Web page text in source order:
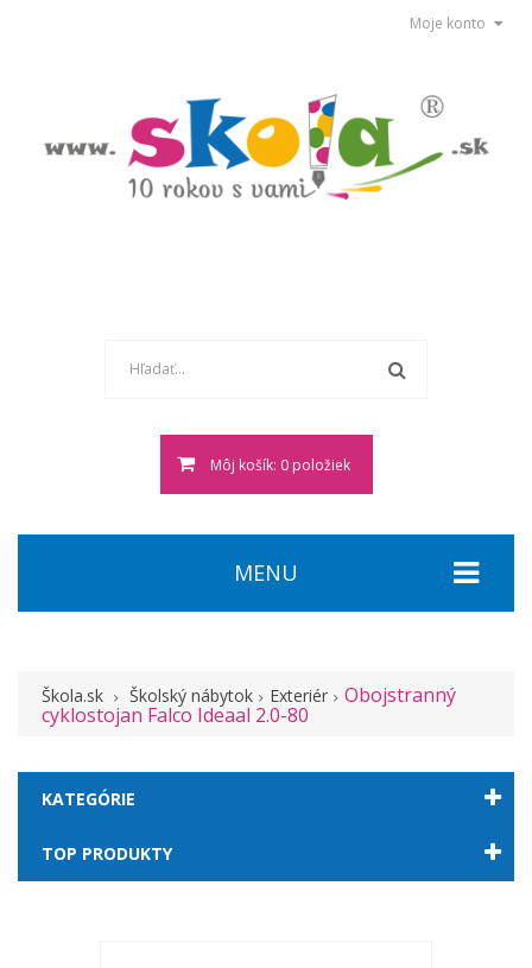
Moje konto
Môj košík: 0 položiek
MENU
Škola.sk Školský nábytok Exteriér Obojstranný
cyklostojan Falco Ideaal 2.0-80
KATEGÓRIE
TOP PRODUKTY